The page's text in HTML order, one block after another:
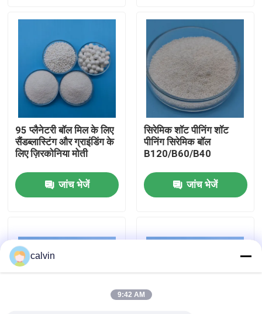
हमारे बारे में
फैक्टरी यात्रा
गुणवत्ता नियंत्रण
हमसे संपर्क करें
एक बोली का अनुरोध
सिरेमिक बीड ब्लास्टिंग
95 प्लैनेटरी बॉल मिल के लिए
सैंडब्लास्टिंग और ग्राइंडिंग के
लिए ज़िरकोनिया मोती
जांच भेजें
सिरेमिक शॉट पीनिंग शॉट
पीनिंग सिरेमिक बॉल
B120/B60/B40
जांच भेजें
calvin
9:42 AM